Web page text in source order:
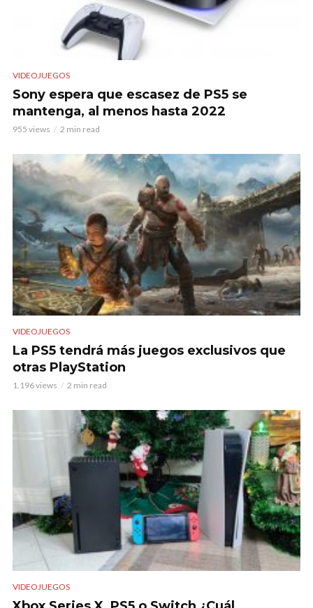
VIDEOJUEGOS
Sony espera que escasez de PS5 se
mantenga, al menos hasta 2022
955 views 2 min read
VIDEOJUEGOS
La PS5 tendrá más juegos exclusivos que
otras PlayStation
1.196 views 2 min read
VIDEOJUEGOS